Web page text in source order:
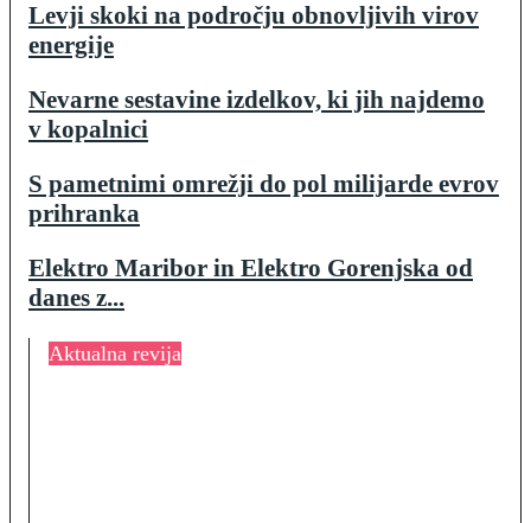
Levji skoki na področju obnovljivih virov
energije
Nevarne sestavine izdelkov, ki jih najdemo
v kopalnici
S pametnimi omrežji do pol milijarde evrov
prihranka
Elektro Maribor in Elektro Gorenjska od
danes z...
Aktualna revija